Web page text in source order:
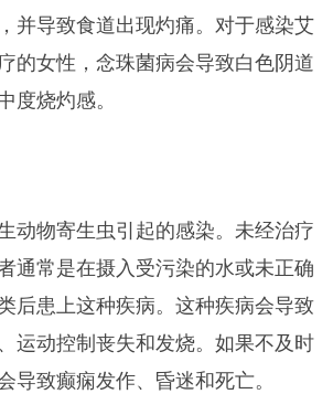
并导致食道出现灼痛。对于感染艾
的女性，念珠菌病会导致白色阴道
度烧灼感。
动物寄生虫引起的感染。未经治疗
通常是在摄入受污染的水或未正确
后患上这种疾病。这种疾病会导致
运动控制丧失和发烧。如果不及时
导致癫痫发作、昏迷和死亡。